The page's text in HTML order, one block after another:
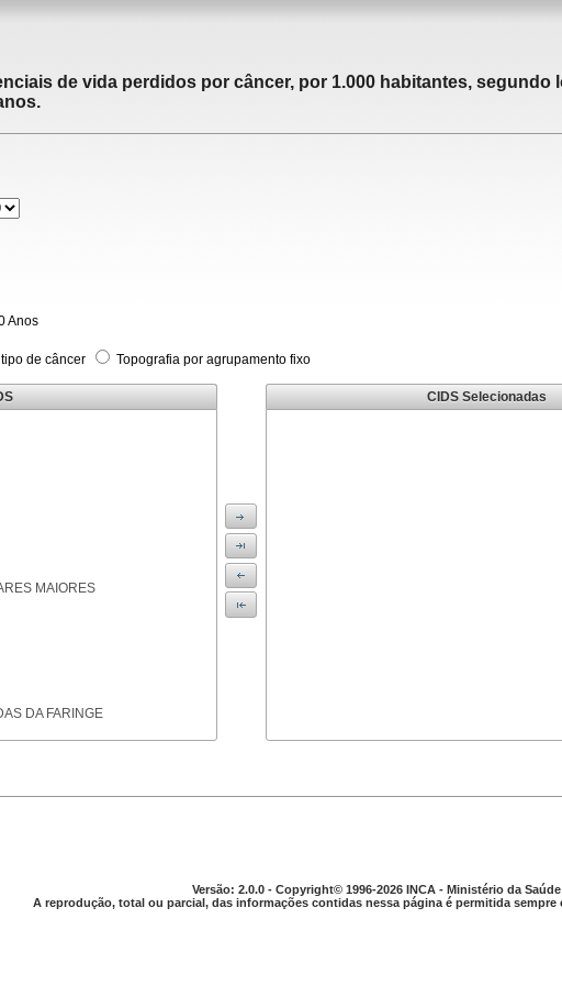
de vida perdidos por câncer, por 1.000 habitantes,
Anos
de câncer Topografia por agrupamento fixo
MAIORES
DA FARINGE
CIDS Selecionadas
Versão: 2.0.0 - Copyright© 1996-2026 INCA - Ministério da Saúde
A reprodução, total ou parcial, das informações contidas nessa página é permitida